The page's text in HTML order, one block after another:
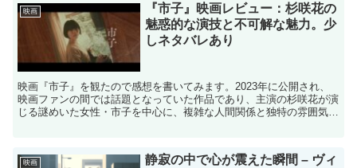
映画
『市子』映画レビュー：杉咲花の
魅惑的な演技と不可解な魅力。少
しネタバレあり
映画『市子』を観たので感想を書いてみます。2023年に公開され、
映画ファンの間では話題となっていた作品であり、主演の杉咲花が演
じる謎めいた女性・市子を中心に、複雑な人間関係と独特の雰囲気が
映画
静寂の中で心が震えた瞬間 – ヴィ